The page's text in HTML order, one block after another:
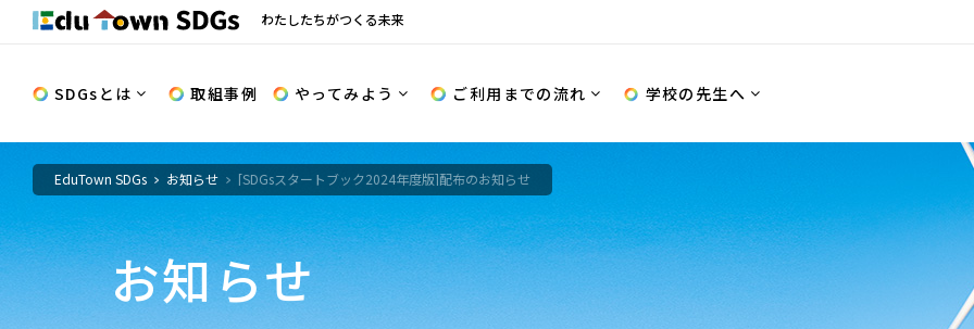
わたしたちがつくる未来
SDGsとは 取組事例 やってみよう ご利用までの流れ 学校の先生へ
EduTown SDGs お知らせ [SDGsスタートブック2024年度版]配布のお知らせ
お知らせ